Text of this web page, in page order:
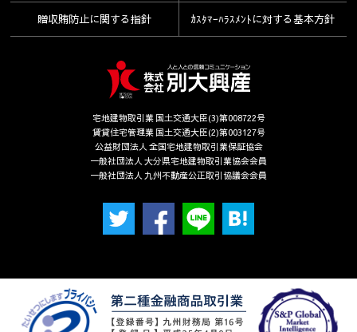
宅地建物取引業 国土交通大臣(3)第008722号
賃貸住宅管理業 国土交通大臣(2)第003127号
公益財団法人 全国宅地建物取引業保証協会
一般社団法人 大分県宅地建物取引業協会会員
一般社団法人 九州不動産公正取引協議会会員
贈収賄防止に関する指針 ｶｽﾀﾏｰﾊﾗｽﾒﾝﾄに対する基本方針